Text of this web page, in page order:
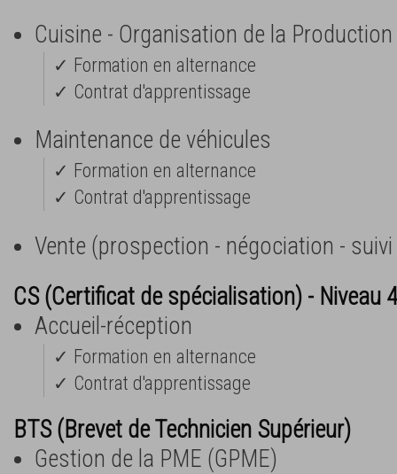
Cuisine - Organisation de la
✓ Formation en alternance
✓ Contrat d'apprentissage
Maintenance de véhicules
✓ Formation en alternance
✓ Contrat d'apprentissage
Vente (prospection - négociation -
CS (Certificat de spécialisation) - Niveau 4
Accueil-réception
✓ Formation en alternance
✓ Contrat d'apprentissage
BTS (Brevet de Technicien Supérieur)
Gestion de la PME (GPME)